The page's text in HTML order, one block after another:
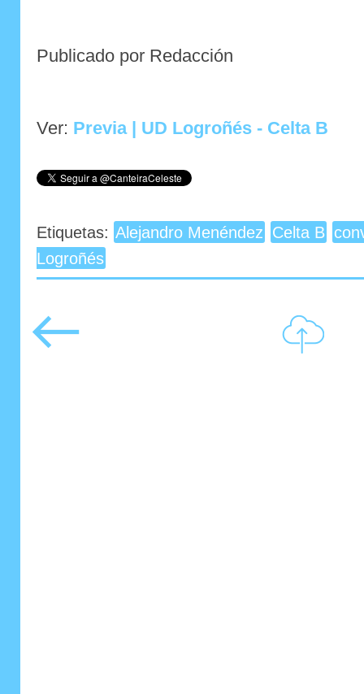
Publicado por Redacción
Ver: Previa | UD Logroñés - Celta B
Etiquetas: Alejandro Menéndez Celta B
Logroñés